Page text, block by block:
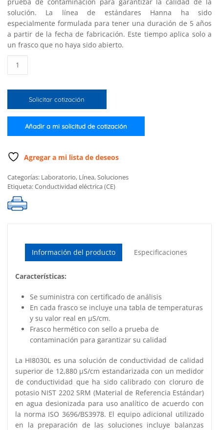
solución. La línea de estándares Hanna ha sido
especialmente formulada para tener una duración de 5 años
a partir de la fecha de fabricación. Este tiempo aplica solo a
un frasco que no haya sido abierto.
estándar
conductividad
µS/cm
en
FDA
mL)
cantidad
Solicitar cotización
Añadir a mi solicitud de cotización
Agregar a mi lista de deseos
Categorías: Laboratorio, Línea,Soluciones
Etiqueta:Conductividad eléctrica (CE)
Información del producto Especificaciones
Características:
Se suministra con certificado de análisis
En cada frasco se incluye una tabla de temperaturas
y su valor real en μS/cm.
Frasco hermético con sello a prueba de
contaminación para garantizar su calidad
La HI8030L es una solución de conductividad de calidad
superior de 12,880 μS/cm estandarizada con un medidor
de conductividad que ha sido calibrado con cloruro de
potasio NIST 2202 SRM (Material de Referencia Estándar)
en agua desionizada para uso analítico de acuerdo con
la norma ISO 3696/BS3978. El equipo adicional utilizado
en la preparación de las soluciones incluye balanzas